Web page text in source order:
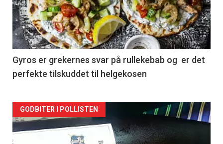
nå
-
2
Gyros er grekernes svar på rullekebab og er det
perfekte tilskuddet til helgekosen
Forsiden
akkurat
GODBITER I POLLISTEN